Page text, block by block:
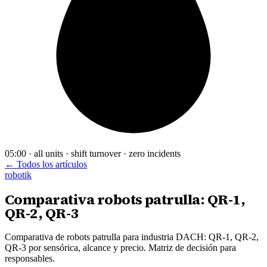
05:00 · all units · shift turnover · zero incidents
← Todos los artículos
robotik
Comparativa robots patrulla: QR-1,
QR-2, QR-3
Comparativa de robots patrulla para industria DACH: QR-1, QR-2,
QR-3 por sensórica, alcance y precio. Matriz de decisión para
responsables.